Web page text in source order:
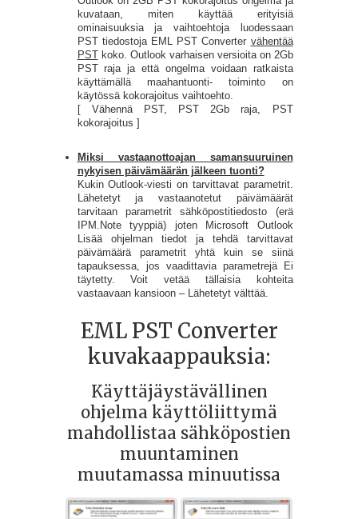
kuvataan, miten käyttää erityisiä
ominaisuuksia ja vaihtoehtoja luodessaan
PST tiedostoja EML PST Converter vähentää
PSTkoko. Outlook varhaisen versioita on 2Gb
PST raja ja että ongelma voidaan ratkaista
käyttämällä maahantuonti- toiminto on
käytössä kokorajoitus vaihtoehto.
[ Vähennä PST, PST 2Gb raja, PST
kokorajoitus ]
Miksi vastaanottoajan samansuuruinen
nykyisen päivämäärän jälkeen tuonti?
Kukin Outlook-viesti on tarvittavat parametrit.
Lähetetyt ja vastaanotetut päivämäärät
tarvitaan parametrit sähköpostitiedosto (erä
IPM.Note tyyppiä) joten Microsoft Outlook
Lisää ohjelman tiedot ja tehdä tarvittavat
päivämäärä parametrit yhtä kuin se siinä
tapauksessa, jos vaadittavia parametrejä Ei
täytetty. Voit vetää tällaisia ​​kohteita
vastaavaan kansioon – Lähetetyt välttää.
EML PST Converter
kuvakaappauksia:
Käyttäjäystävällinen
ohjelma käyttöliittymä
mahdollistaa sähköpostien
muuntaminen
muutamassa minuutissa